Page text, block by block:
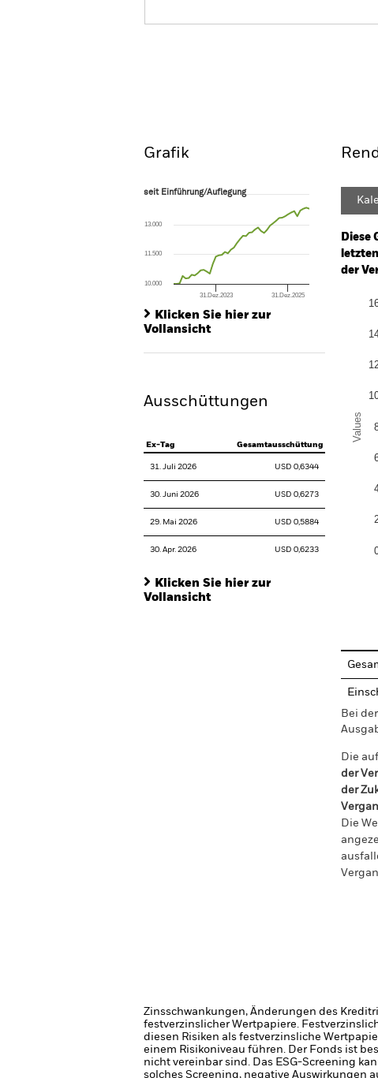
Grafik
seit Einführung/Auflegung
The chart has 1 X axis displaying Time. Range:
The chart has 1 Y axis displaying values. Range: 0 to
seit Einführung/Auflegung
31.Dez.2023 31.Dez.2025
10.000
11.500
13.000
Klicken Sie hier zur
Vollansicht
Ausschüttungen
Ex-Tag Gesamtausschüttung
31. Juli 2026 USD 0,6344
30. Juni 2026 USD 0,6273
29. Mai 2026 USD 0,5884
30. Apr. 2026 USD 0,6233
Klicken Sie hier zur
Vollansicht
Diese
der
Chart
Bar
The
Values
Bei
Die
der
der
Die
Zinsschwankungen, Änderungen des
festverzinslicher Wertpapiere.
diesen Risiken als festverzinsliche
einem Risikoniveau führen. Der Fonds ist
nicht vereinbar sind. Das ESG-Screening
solches Screening, negative Auswirkungen